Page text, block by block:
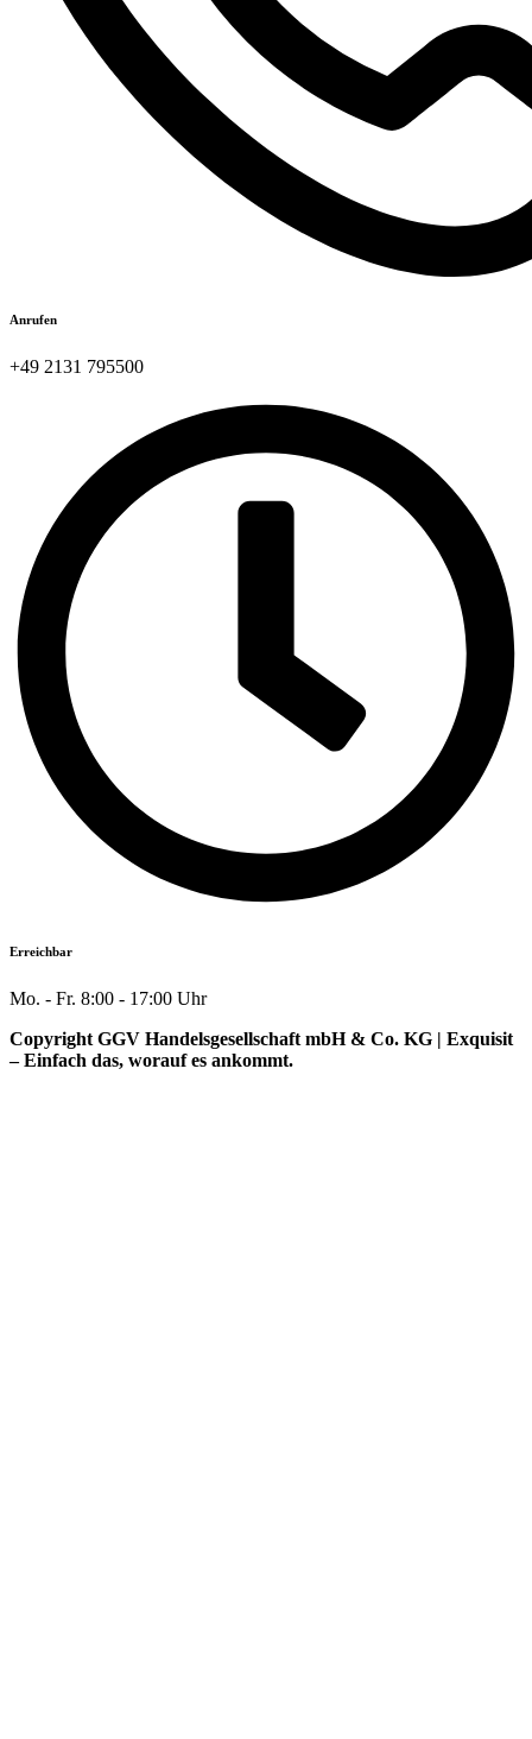
Anrufen
+49 2131 795500​
Erreichbar
Mo. - Fr. 8:00 - 17:00 Uhr
Copyright GGV Handelsgesellschaft mbH & Co. KG | Exquisit
– Einfach das, worauf es ankommt.